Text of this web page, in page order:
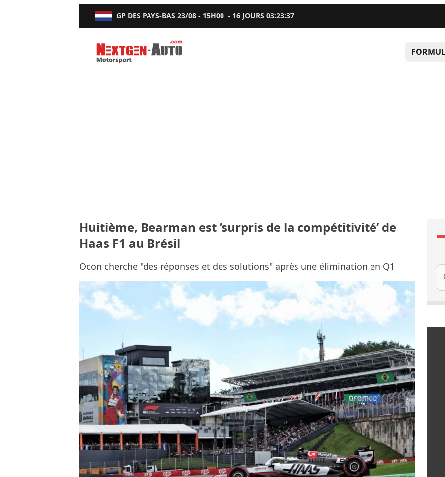
GP DES PAYS-BAS 23/08 - 15H00 - 16 JOURS03:23:36
Nextgen-Auto.com
Huitième, Bearman est ’surpris de la compétitivité’ de
Haas F1 au Brésil
Ocon cherche "des réponses et des solutions" après une élimination en Q1